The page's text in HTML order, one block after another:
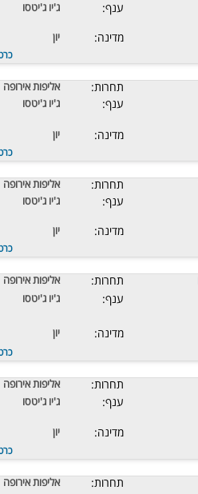
ענף: ג'יו ג'יטסו
מדינה: יון
תחרות: אליפות אירופה
ענף: ג'יו ג'יטסו
מדינה: יון
תחרות: אליפות אירופה
ענף: ג'יו ג'יטסו
מדינה: יון
תחרות: אליפות אירופה
ענף: ג'יו ג'יטסו
מדינה: יון
תחרות: אליפות אירופה
ענף: ג'יו ג'יטסו
מדינה: יון
תחרות: אליפות אירופה